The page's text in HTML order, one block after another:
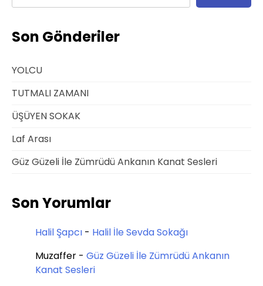
Son Gönderiler
YOLCU
TUTMALI ZAMANI
ÜŞÜYEN SOKAK
Laf Arası
Güz Güzeli İle Zümrüdü Ankanın Kanat Sesleri
Son Yorumlar
Halil Şapcı - Halil İle Sevda Sokağı
Muzaffer - Güz Güzeli İle Zümrüdü Ankanın
Kanat Sesleri